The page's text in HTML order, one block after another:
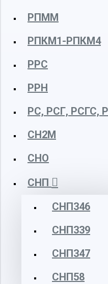
РПММ
РПКМ1-РПКМ4
РРС
РРН
РС, РСГ, РСГС,
СН2М
СНО
СНП
СНП346
СНП339
СНП347
СНП58